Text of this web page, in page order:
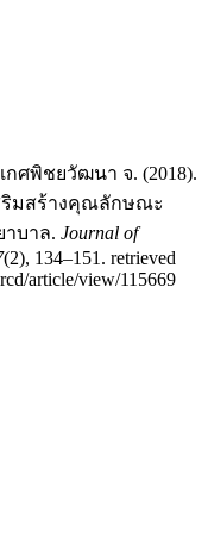
กศพิชยวัฒนา จ. (2018).
ริมสร้างคุณลักษณะ
บาล. Journal of
(2), 134–151. retrieved
article/view/115669